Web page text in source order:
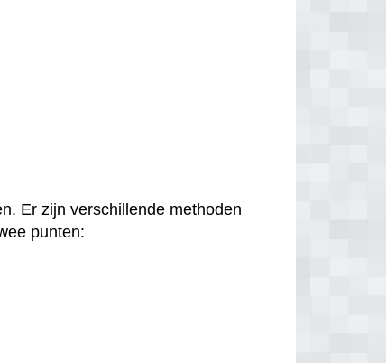
Er zijn verschillende methoden
punten: